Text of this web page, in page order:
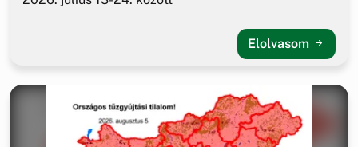
Elolvasom